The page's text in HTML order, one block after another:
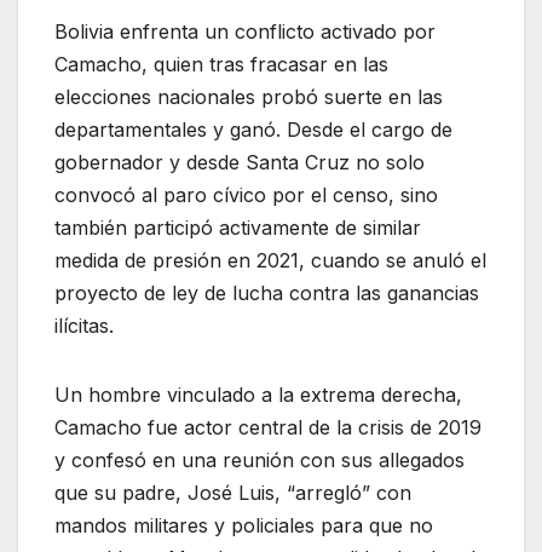
Bolivia enfrenta un conflicto activado por
Camacho, quien tras fracasar en las
elecciones nacionales probó suerte en las
departamentales y ganó. Desde el cargo de
gobernador y desde Santa Cruz no solo
convocó al paro cívico por el censo, sino
también participó activamente de similar
medida de presión en 2021, cuando se anuló el
proyecto de ley de lucha contra las ganancias
ilícitas.
Un hombre vinculado a la extrema derecha,
Camacho fue actor central de la crisis de 2019
y confesó en una reunión con sus allegados
que su padre, José Luis, “arregló” con
mandos militares y policiales para que no